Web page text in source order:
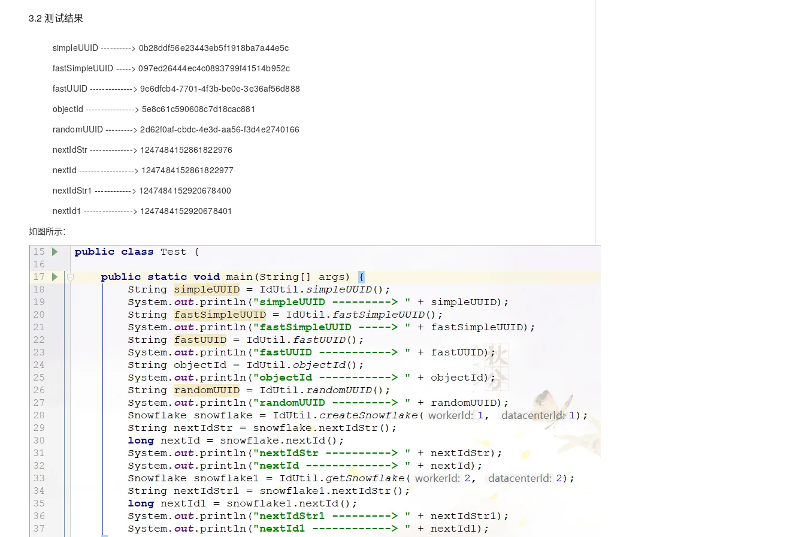
3.2 测试结果
simpleUUID ----------> 0b28ddf56e23443eb5f1918ba7a44e5c
fastSimpleUUID -----> 097ed26444ec4c0893799f41514b952c
fastUUID --------------> 9e6dfcb4-7701-4f3b-be0e-3e36af56d888
objectId ----------------> 5e8c61c590608c7d18cac881
randomUUID ---------> 2d62f0af-cbdc-4e3d-aa56-f3d4e2740166
nextIdStr --------------> 1247484152861822976
nextId ------------------> 1247484152861822977
nextIdStr1 ------------> 1247484152920678400
nextId1 ----------------> 1247484152920678401
如图所示：